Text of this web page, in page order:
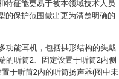
特征能更易于被本领域技术人员
的保护范围做出更为清楚明确的
功能耳机，包括拱形结构的头戴
的听筒2、固定设置于听筒2内侧
于听筒2内的听筒扬声器(图中未